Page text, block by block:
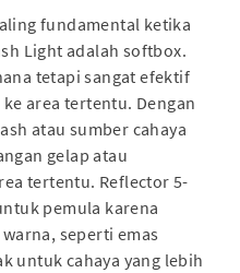
fundamental ketika
Light adalah softbox.
tetapi sangat efektif
area tertentu. Dengan
atau sumber cahaya
gelap atau
tertentu. Reflector 5-
pemula karena
seperti emas
untuk cahaya yang lebih